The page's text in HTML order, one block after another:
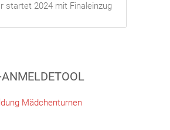
startet 2024 mit Finaleinzug
Mädchenturnen